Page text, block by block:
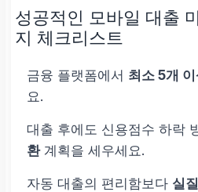
성공적인 모바일 대출
지 체크리스트
금융 플랫폼에서 최소 5개
요.
대출 후에도 신용점수 하락
환계획을 세우세요.
자동 대출의 편리함보다 실